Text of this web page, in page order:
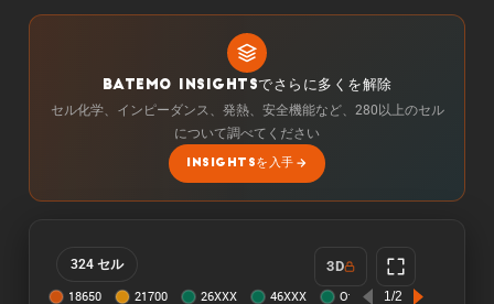
BATEMO INSIGHTSでさらに多くを解除
セル化学、インピーダンス、発熱、安全機能など、280以上のセル
について調べてください
INSIGHTSを入手
324 セル 3D